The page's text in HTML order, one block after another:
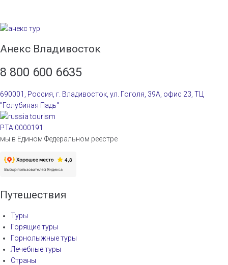
Анекс Владивосток
8 800 600 6635
690001, Россия, г. Владивосток, ул. Гоголя, 39А, офис 23, ТЦ
"Голубиная Падь"
РТА 0000191
мы в Едином Федеральном реестре
Путешествия
Туры
Горящие туры
Горнолыжные туры
Лечебные туры
Страны